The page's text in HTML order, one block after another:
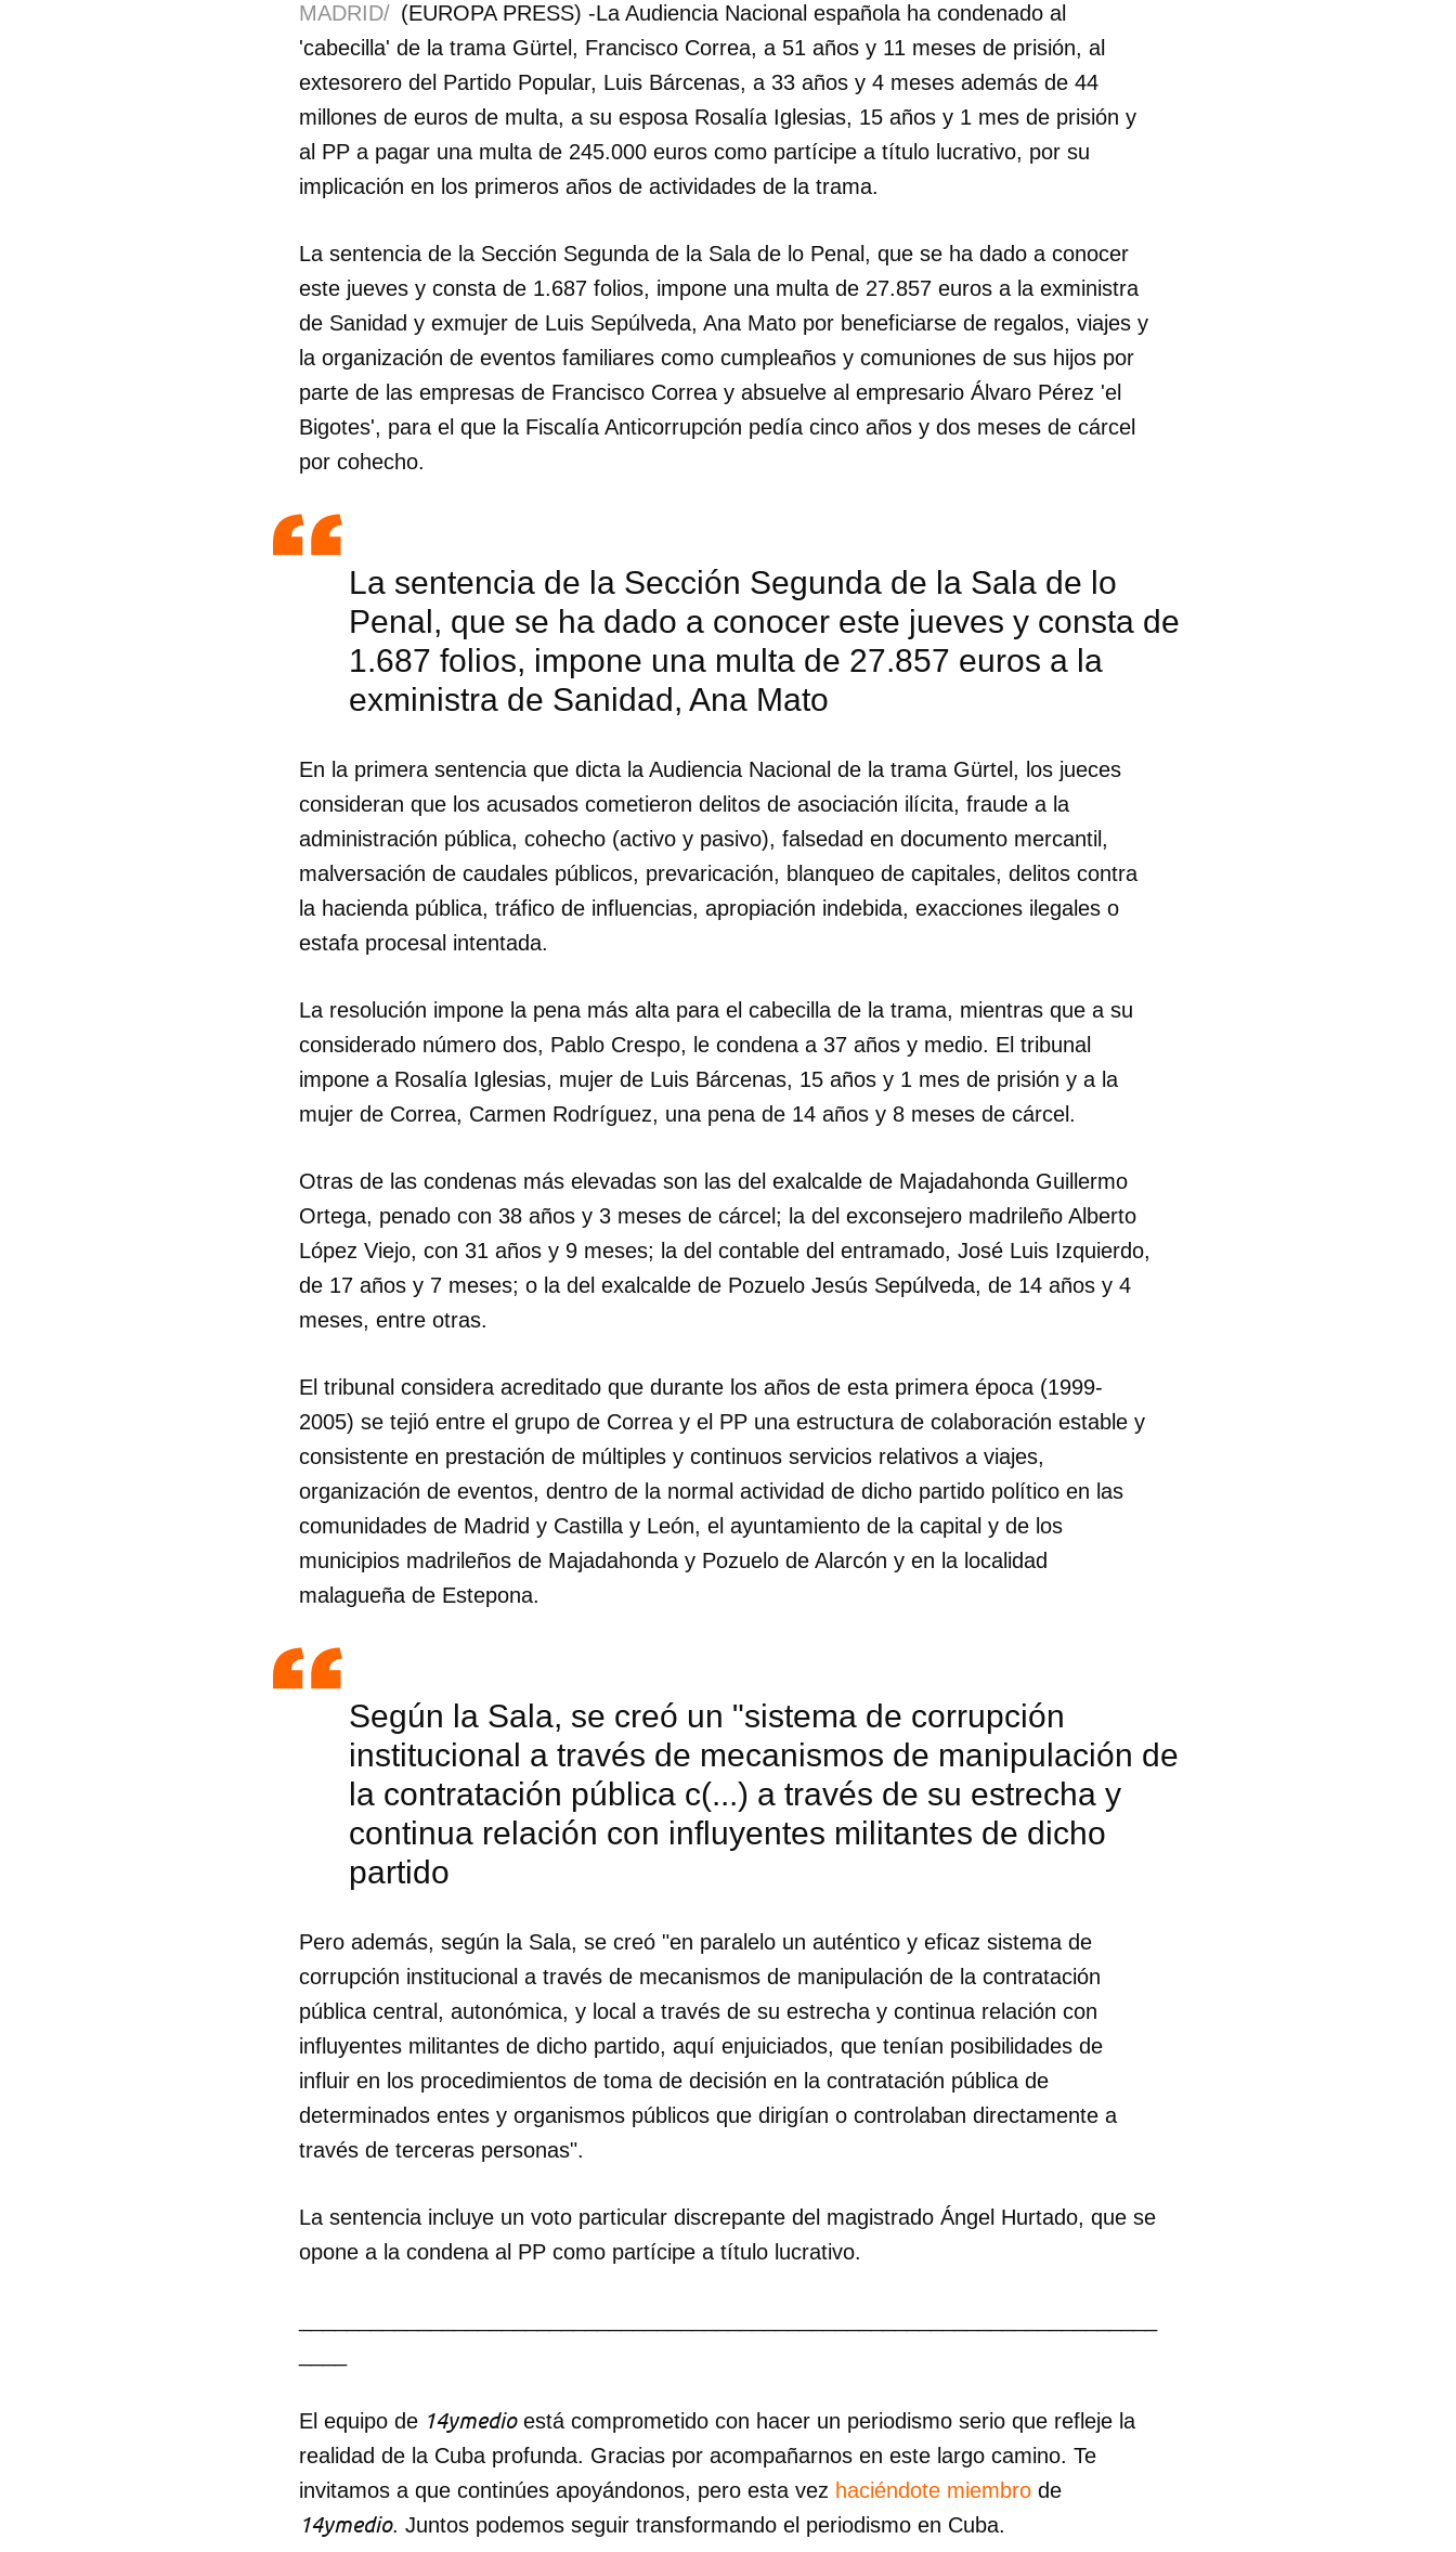
Guardar como favorito
Para poder guardar como favorito, primero has de iniciar sesión con tu
cuenta de 14ymedio.
MADRID/ (EUROPA PRESS) -La Audiencia Nacional española ha condenado al
'cabecilla' de la trama Gürtel, Francisco Correa, a 51 años y 11 meses de prisión, al
extesorero del Partido Popular, Luis Bárcenas, a 33 años y 4 meses además de 44
millones de euros de multa, a su esposa Rosalía Iglesias, 15 años y 1 mes de prisión y
al PP a pagar una multa de 245.000 euros como partícipe a título lucrativo, por su
implicación en los primeros años de actividades de la trama.
La sentencia de la Sección Segunda de la Sala de lo Penal, que se ha dado a conocer
este jueves y consta de 1.687 folios, impone una multa de 27.857 euros a la exministra
de Sanidad y exmujer de Luis Sepúlveda, Ana Mato por beneficiarse de regalos, viajes y
la organización de eventos familiares como cumpleaños y comuniones de sus hijos por
parte de las empresas de Francisco Correa y absuelve al empresario Álvaro Pérez 'el
Bigotes', para el que la Fiscalía Anticorrupción pedía cinco años y dos meses de cárcel
por cohecho.
La sentencia de la Sección Segunda de la Sala de lo
Penal, que se ha dado a conocer este jueves y consta de
1.687 folios, impone una multa de 27.857 euros a la
exministra de Sanidad, Ana Mato
En la primera sentencia que dicta la Audiencia Nacional de la trama Gürtel, los jueces
consideran que los acusados cometieron delitos de asociación ilícita, fraude a la
administración pública, cohecho (activo y pasivo), falsedad en documento mercantil,
malversación de caudales públicos, prevaricación, blanqueo de capitales, delitos contra
la hacienda pública, tráfico de influencias, apropiación indebida, exacciones ilegales o
estafa procesal intentada.
La resolución impone la pena más alta para el cabecilla de la trama, mientras que a su
considerado número dos, Pablo Crespo, le condena a 37 años y medio. El tribunal
impone a Rosalía Iglesias, mujer de Luis Bárcenas, 15 años y 1 mes de prisión y a la
mujer de Correa, Carmen Rodríguez, una pena de 14 años y 8 meses de cárcel.
Otras de las condenas más elevadas son las del exalcalde de Majadahonda Guillermo
Ortega, penado con 38 años y 3 meses de cárcel; la del exconsejero madrileño Alberto
López Viejo, con 31 años y 9 meses; la del contable del entramado, José Luis Izquierdo,
de 17 años y 7 meses; o la del exalcalde de Pozuelo Jesús Sepúlveda, de 14 años y 4
meses, entre otras.
El tribunal considera acreditado que durante los años de esta primera época (1999-
2005) se tejió entre el grupo de Correa y el PP una estructura de colaboración estable y
consistente en prestación de múltiples y continuos servicios relativos a viajes,
organización de eventos, dentro de la normal actividad de dicho partido político en las
comunidades de Madrid y Castilla y León, el ayuntamiento de la capital y de los
municipios madrileños de Majadahonda y Pozuelo de Alarcón y en la localidad
malagueña de Estepona.
Según la Sala, se creó un "sistema de corrupción
institucional a través de mecanismos de manipulación de
la contratación pública c(...) a través de su estrecha y
continua relación con influyentes militantes de dicho
partido
Pero además, según la Sala, se creó "en paralelo un auténtico y eficaz sistema de
corrupción institucional a través de mecanismos de manipulación de la contratación
pública central, autonómica, y local a través de su estrecha y continua relación con
influyentes militantes de dicho partido, aquí enjuiciados, que tenían posibilidades de
influir en los procedimientos de toma de decisión en la contratación pública de
determinados entes y organismos públicos que dirigían o controlaban directamente a
través de terceras personas".
La sentencia incluye un voto particular discrepante del magistrado Ángel Hurtado, que se
opone a la condena al PP como partícipe a título lucrativo.
El equipo de 14ymedioestá comprometido con hacer un periodismo serio que refleje la
realidad de la Cuba profunda. Gracias por acompañarnos en este largo camino. Te
invitamos a que continúes apoyándonos, pero esta vez haciéndote miembro de
14ymedio. Juntos podemos seguir transformando el periodismo en Cuba.